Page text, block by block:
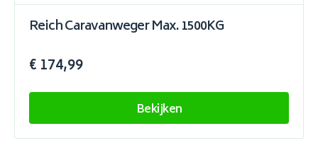
Reich Caravanweger Max. 1500KG
€ 174,99
Bekijken